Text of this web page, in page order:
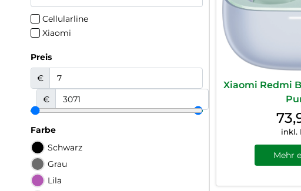
Cellularline
Xiaomi
Preis
€
€
Farbe
Schwarz
Grau
Lila
Xiaomi Redmi
inkl.
Mehr